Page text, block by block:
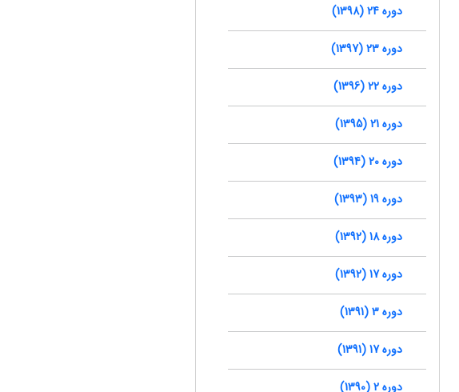
دوره 24 (1398)
دوره 23 (1397)
دوره 22 (1396)
دوره 21 (1395)
دوره 20 (1394)
دوره 19 (1393)
دوره 18 (1392)
دوره 17 (1392)
دوره 3 (1391)
دوره 17 (1391)
دوره 2 (1390)